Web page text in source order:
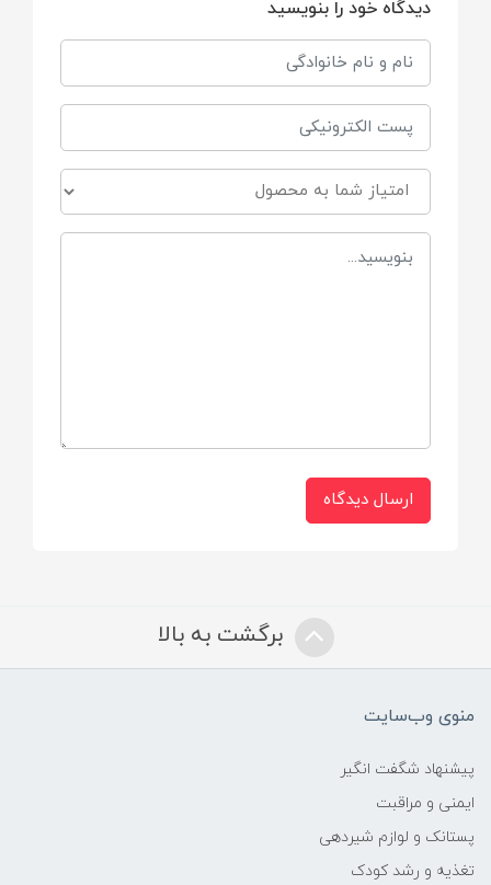
موزیکال
چراغدار
قدرتی
در باز شو و بسیار با کیفیت با صدای بوق و
صدای موتور واستارت
طول ماشین
دیدگاه خود را بنویسید
ارسال دیدگاه
برگشت به بالا
منوی وب‌سایت
پیشنهاد شگفت انگیر
ایمنی و مراقبت
پستانک و لوازم شیردهی
تغذیه و رشد کودک